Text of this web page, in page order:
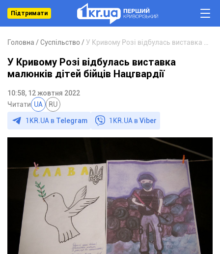
Підтримати
Головна Суспільство
У Кривому Розі відбулась виставка
малюнків дітей бійців Нацгвардії
10:58, 12 жовтня 2022
Читати UA RU
1KR.UA в Telegram 1KR.UA вViber